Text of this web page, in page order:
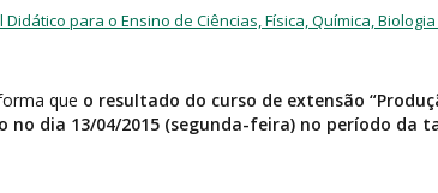
para o Ensino de Ciências, Física, Química,
que o resultado do curso de extensão
no dia 13/04/2015 (segunda-feira) no período da